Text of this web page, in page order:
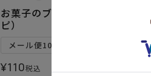
お菓子のブランケット（レシ
ピ）
メール便10個まで可
¥110税込